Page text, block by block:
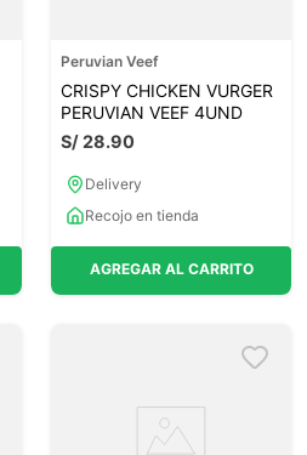
Peruvian Veef
CRISPY CHICKEN VURGER
PERUVIAN VEEF 4UND
S/28.90
Delivery
Recojo en tienda
AGREGAR AL CARRITO